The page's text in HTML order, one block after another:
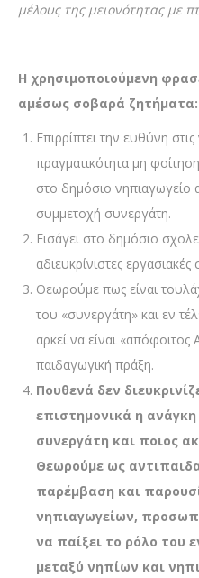
μέλους της μειονότητας με
Η χρησιμοποιούμενη
αμέσως σοβαρά ζητήματα:
Επιρρίπτει την ευθύνη
πραγματικότητα μη
στο δημόσιο νηπιαγωγείο
συμμετοχή συνεργάτη.
Εισάγει στο δημόσιο
αδιευκρίνιστες εργασιακές
Θεωρούμε πως είναι
του «συνεργάτη» και εν
αρκεί να είναι
παιδαγωγική πράξη.
Πουθενά δεν
επιστημονικά η ανάγκη
συνεργάτη και ποιος
Θεωρούμε ως
παρέμβαση και
νηπιαγωγείων,
να παίξει το ρόλο του
μεταξύ νηπίων και